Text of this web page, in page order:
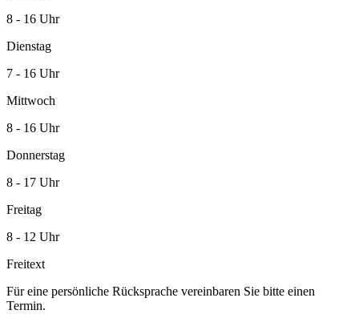
8 - 16 Uhr
Dienstag
7 - 16 Uhr
Mittwoch
8 - 16 Uhr
Donnerstag
8 - 17 Uhr
Freitag
8 - 12 Uhr
Freitext
Für eine persönliche Rücksprache vereinbaren Sie bitte einen
Termin.